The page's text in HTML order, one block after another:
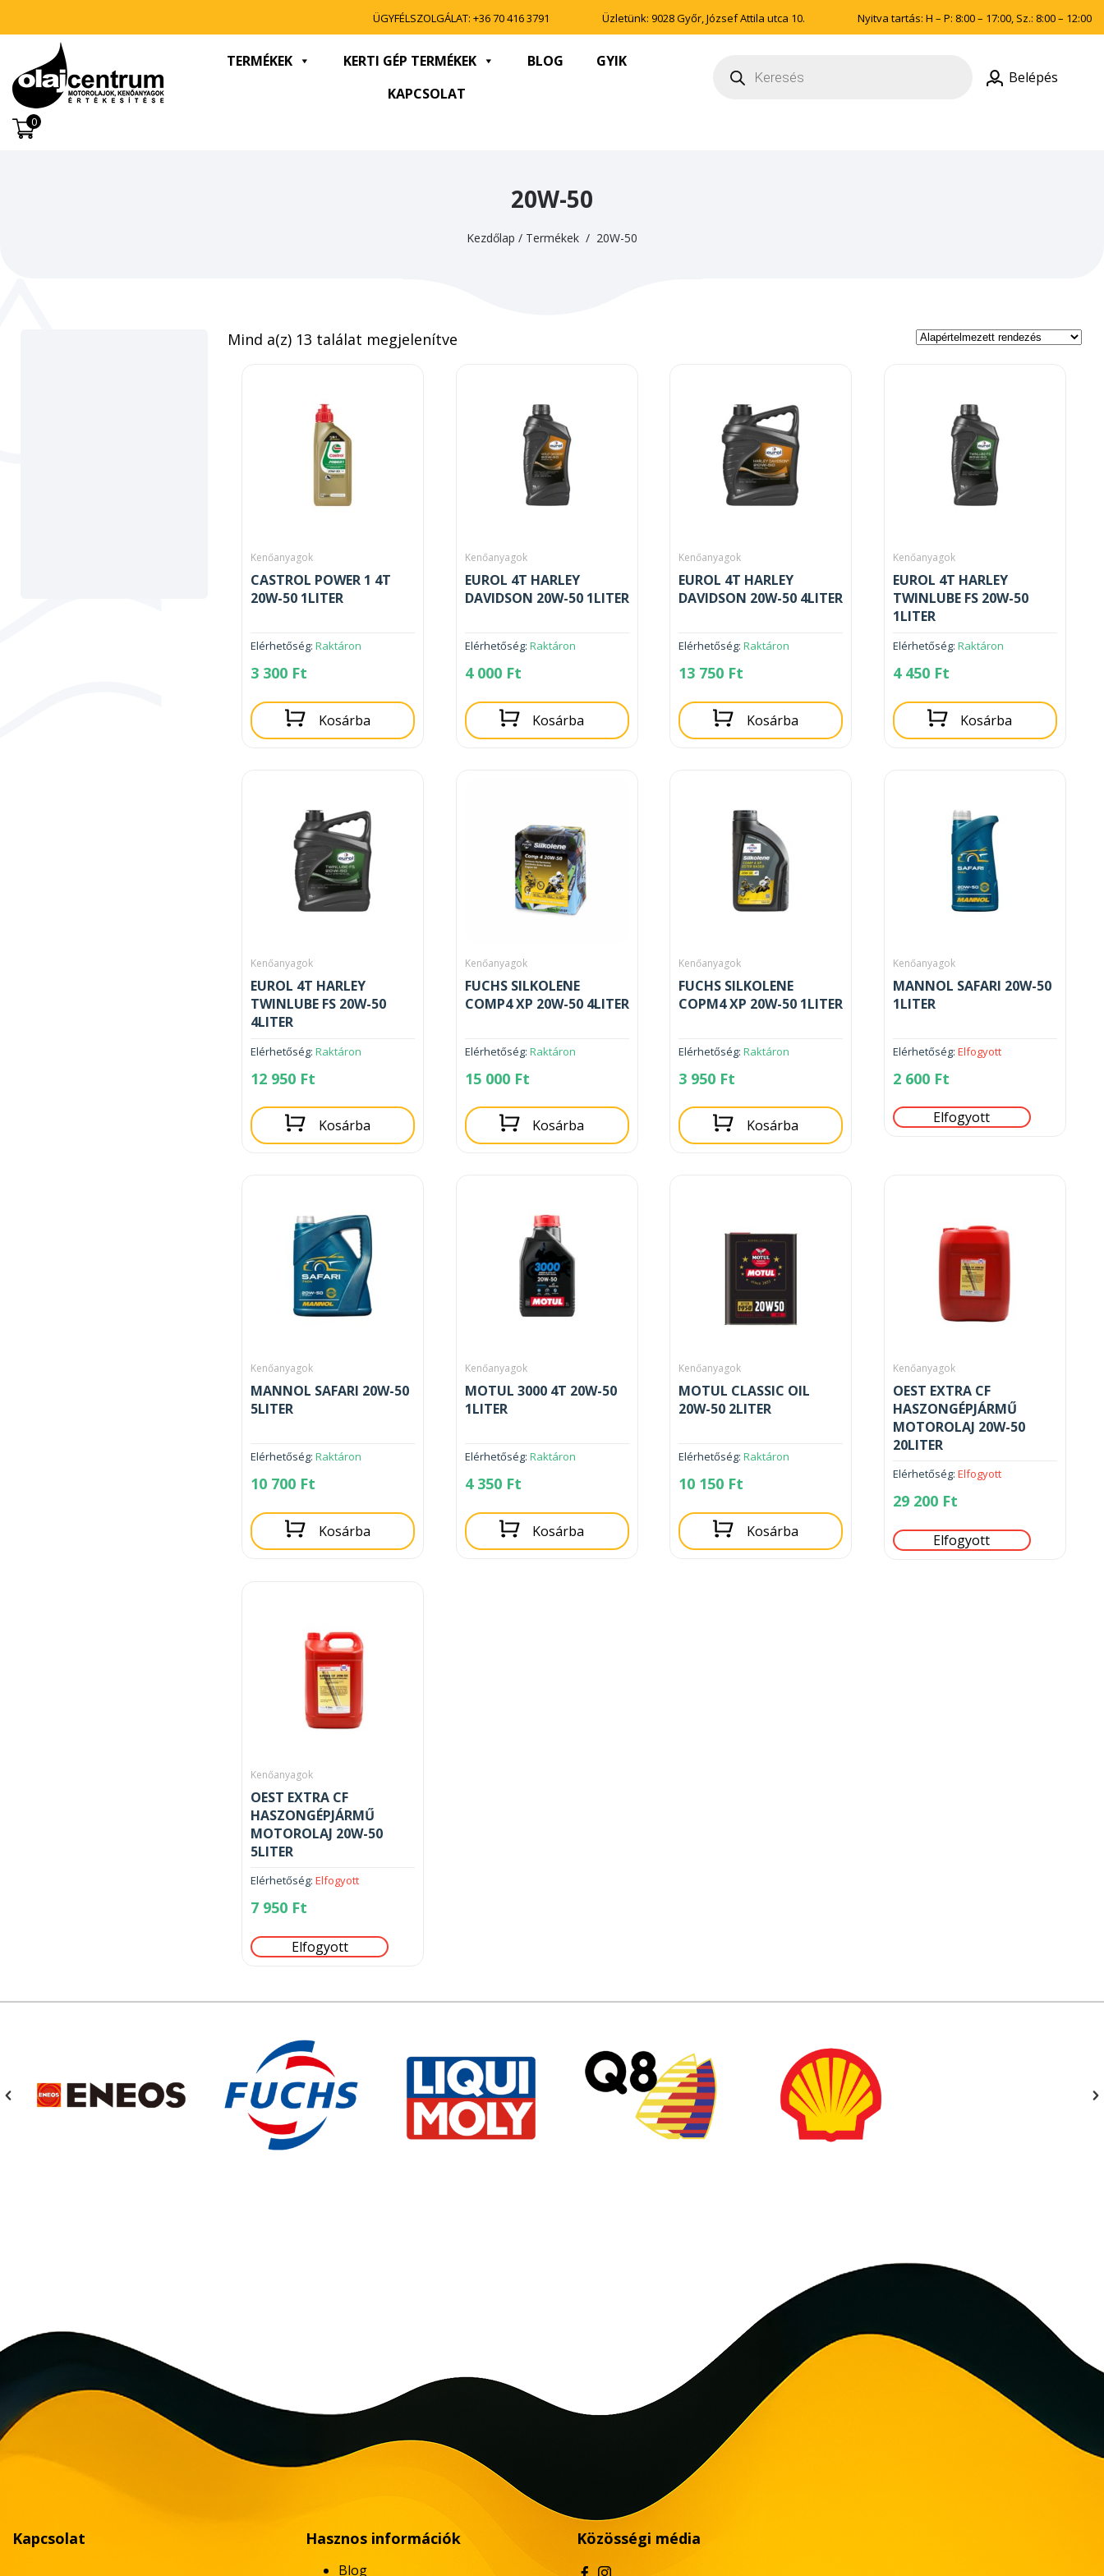
ÜGYFÉLSZOLGÁLAT: +36 70 416 3791 Üzletünk: 9028 Győr, József Attila utca 10. Nyitva tartás: H – P: 8:00 – 17:00, Sz.: 8:00 – 12:00
TERMÉKEK KERTI GÉP TERMÉKEK BLOG
GYIK
KAPCSOLAT
search Belépés
0
20W-50
Kezdőlap / Termékek / 20W-50
Mind a(z) 13 találat megjelenítve
Kenőanyagok
CASTROL POWER 1 4T
20W-50 1LITER
Elérhetőség:Raktáron
3 300 Ft
Kosárba
Kenőanyagok
EUROL 4T HARLEY
DAVIDSON 20W-50 1LITER
Elérhetőség: Raktáron
4 000 Ft
Kosárba
Kenőanyagok
EUROL 4T HARLEY
DAVIDSON 20W-50 4LITER
Elérhetőség:Raktáron
13 750 Ft
Kosárba
Kenőanyagok
EUROL 4T HARLEY
TWINLUBE FS 20W-50
1LITER
Elérhetőség: Raktáron
4 450 Ft
Kosárba
Kenőanyagok
EUROL 4T HARLEY
TWINLUBE FS 20W-50
4LITER
Elérhetőség:Raktáron
12 950 Ft
Kosárba
Kenőanyagok
FUCHS SILKOLENE
COMP4 XP 20W-50 4LITER
Elérhetőség: Raktáron
15 000 Ft
Kosárba
Kenőanyagok
FUCHS SILKOLENE
COPM4 XP 20W-50 1LITER
Elérhetőség:Raktáron
3 950 Ft
Kosárba
Kenőanyagok
MANNOL SAFARI 20W-50
1LITER
Elérhetőség: Elfogyott
2 600 Ft
Elfogyott
Kenőanyagok
MANNOL SAFARI 20W-50
5LITER
Elérhetőség:Raktáron
10 700 Ft
Kosárba
Kenőanyagok
MOTUL 3000 4T 20W-50
1LITER
Elérhetőség: Raktáron
4 350 Ft
Kosárba
Kenőanyagok
MOTUL CLASSIC OIL
20W-50 2LITER
Elérhetőség:Raktáron
10 150 Ft
Kosárba
Kenőanyagok
OEST EXTRA CF
HASZONGÉPJÁRMŰ
MOTOROLAJ 20W-50
20LITER
Elérhetőség: Elfogyott
29 200 Ft
Elfogyott
Kenőanyagok
OEST EXTRA CF
HASZONGÉPJÁRMŰ
MOTOROLAJ 20W-50
5LITER
Elérhetőség:Elfogyott
7 950 Ft
Elfogyott
Kapcsolat Hasznos információk
Blog
Közösségi média